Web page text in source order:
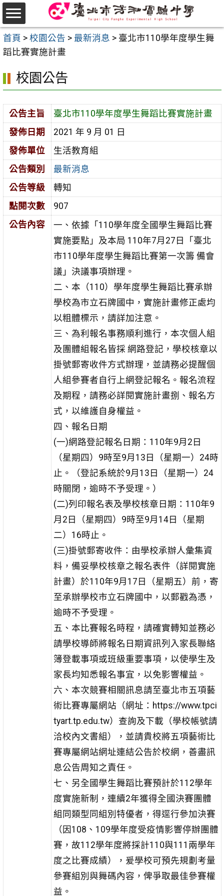
跳
至
主
要
區
首頁 > 校園公告 > 最新消息 > 臺北市110學年度學生舞
蹈比賽實施計畫
校園公告
公告主旨
臺北市110學年度學生舞蹈比賽實施計畫
發佈日期
2021 年 9 月 01 日
發佈單位
生活教育組
公告類別
最新消息
公告等級
轉知
點閱次數
907
公告內容
一、依據「110學年度全國學生舞蹈比賽
實施要點」及本局 110年7月27日「臺北
市110學年度學生舞蹈比賽第一次籌 備會
議」決議事項辦理。
二、本（110）學年度學生舞蹈比賽承辦
學校為市立石牌國中，實施計畫修正處均
以粗體標示，請詳加注意。
三、為利報名事務順利進行，本次個人組
及團體組報名皆採 網路登記，學校核章以
掛號郵寄收件方式辦理，並請務必提醒個
人組參賽者自行上網登記報名。報名流程
及期程，請務必詳閱實施計畫捌、報名方
式，以維護自身權益。
四、報名日期
(一)網路登記報名日期：110年9月2日
（星期四）9時至9月13日（星期一）24時
止。（登記系統於9月13日（星期一）24
時關閉，逾時不予受理。）
(二)列印報名表及學校核章日期：110年9
月2日（星期四）9時至9月14日（星期
二）16時止。
(三)掛號郵寄收件：由學校承辦人彙集資
料，備妥學校核章之報名表件（詳閱實施
計畫）於110年9月17日（星期五）前，寄
至承辦學校市立石牌國中，以郵戳為憑，
逾時不予受理。
五、本比賽報名時程，請確實轉知並務必
請學校導師將報名日期資訊列入家長聯絡
簿登載事項或班級重要事項，以使學生及
家長均知悉報名事宜，以免影響權益。
六、本次競賽相關訊息請至臺北市五項藝
術比賽專屬網站（網址：https://www.tpci
tyart.tp.edu.tw）查詢及下載（學校帳號請
洽校內文書組），並請貴校將五項藝術比
賽專屬網站網址連結公告於校網，善盡訊
息公告周知之責任。
七、另全國學生舞蹈比賽預計於112學年
度實施新制，連續2年獲得全國決賽團體
組同類型同組別特優者，得逕行參加決賽
（因108、109學年度受疫情影響停辦團體
賽，故112學年度將採計110與111兩學年
度之比賽成績），爰學校可預先規劃考量
參賽組別與舞碼內容，俾爭取最佳參賽權
益。
選
單